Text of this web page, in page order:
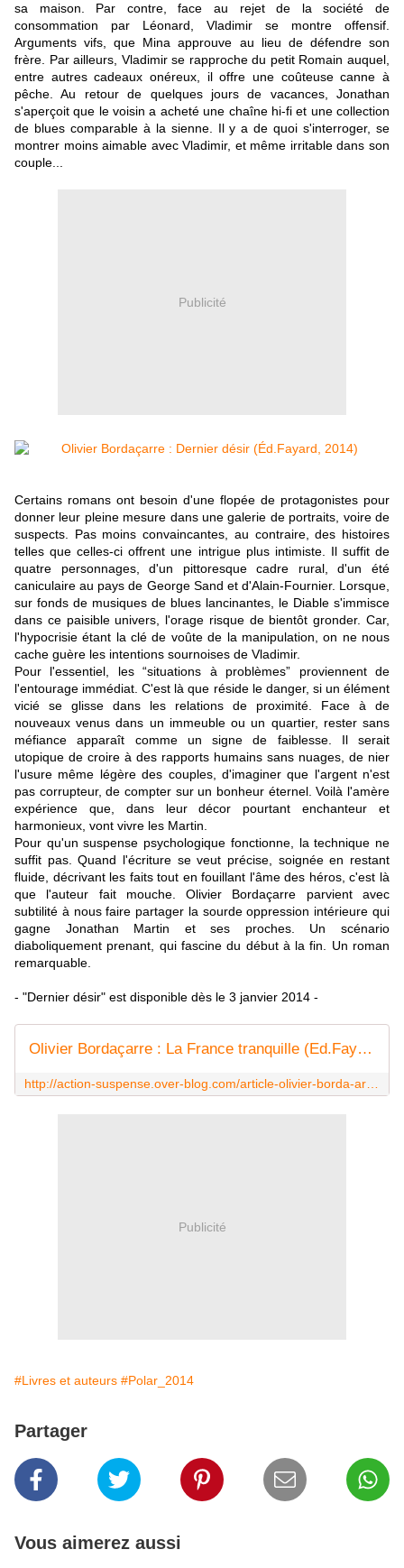
sa maison. Par contre, face au rejet de la société de
consommation par Léonard, Vladimir se montre offensif.
Arguments vifs, que Mina approuve au lieu de défendre son
frère. Par ailleurs, Vladimir se rapproche du petit Romain auquel,
entre autres cadeaux onéreux, il offre une coûteuse canne à
pêche. Au retour de quelques jours de vacances, Jonathan
s'aperçoit que le voisin a acheté une chaîne hi-fi et une collection
de blues comparable à la sienne. Il y a de quoi s'interroger, se
montrer moins aimable avec Vladimir, et même irritable dans son
couple...
Publicité
Certains romans ont besoin d'une flopée de protagonistes pour
donner leur pleine mesure dans une galerie de portraits, voire de
suspects. Pas moins convaincantes, au contraire, des histoires
telles que celles-ci offrent une intrigue plus intimiste. Il suffit de
quatre personnages, d'un pittoresque cadre rural, d'un été
caniculaire au pays de George Sand et d'Alain-Fournier. Lorsque,
sur fonds de musiques de blues lancinantes, le Diable s'immisce
dans ce paisible univers, l'orage risque de bientôt gronder. Car,
l'hypocrisie étant la clé de voûte de la manipulation, on ne nous
cache guère les intentions sournoises de Vladimir.
Pour l'essentiel, les “situations à problèmes” proviennent de
l'entourage immédiat. C'est là que réside le danger, si un élément
vicié se glisse dans les relations de proximité. Face à de
nouveaux venus dans un immeuble ou un quartier, rester sans
méfiance apparaît comme un signe de faiblesse. Il serait
utopique de croire à des rapports humains sans nuages, de nier
l'usure même légère des couples, d'imaginer que l'argent n'est
pas corrupteur, de compter sur un bonheur éternel. Voilà l'amère
expérience que, dans leur décor pourtant enchanteur et
harmonieux, vont vivre les Martin.
Pour qu'un suspense psychologique fonctionne, la technique ne
suffit pas. Quand l'écriture se veut précise, soignée en restant
fluide, décrivant les faits tout en fouillant l'âme des héros, c'est là
que l'auteur fait mouche. Olivier Bordaçarre parvient avec
subtilité à nous faire partager la sourde oppression intérieure qui
gagne Jonathan Martin et ses proches. Un scénario
diaboliquement prenant, qui fascine du début à la fin. Un roman
remarquable.
- "Dernier désir" est disponible dès le 3 janvier 2014 -
Olivier Bordaçarre : La France tranquille (Ed.Fayard) - Le blog de Claude LE NOCHER
Publicité
#Livres et auteurs #Polar_2014
Partager
Vous aimerez aussi